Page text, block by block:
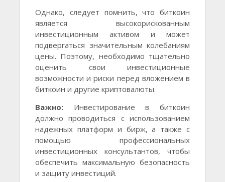
Однако, следует помнить, что биткоин
является высокорискованным
инвестиционным активом и может
подвергаться значительным колебаниям
цены. Поэтому, необходимо тщательно
оценить свои инвестиционные
возможности и риски перед вложением в
биткоин и другие криптовалюты.
Важно: Инвестирование в биткоин
должно проводиться с использованием
надежных платформ и бирж, а также с
помощью профессиональных
инвестиционных консультантов, чтобы
обеспечить максимальную безопасность
и защиту инвестиций.